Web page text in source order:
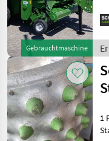
Gebrauchtmaschine
1